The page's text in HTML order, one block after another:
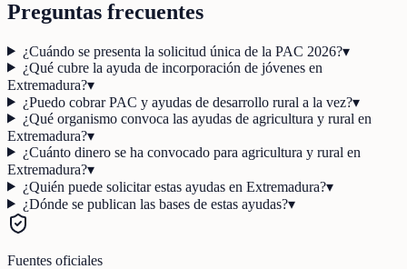
Preguntas frecuentes
¿Cuándo se presenta la solicitud única de la PAC 2026?▾
¿Qué cubre la ayuda de incorporación de jóvenes en
Extremadura?▾
¿Puedo cobrar PAC y ayudas de desarrollo rural a la vez?▾
¿Qué organismo convoca las ayudas de agricultura y rural en
Extremadura?▾
¿Cuánto dinero se ha convocado para agricultura y rural en
Extremadura?▾
¿Quién puede solicitar estas ayudas en Extremadura?▾
¿Dónde se publican las bases de estas ayudas?▾
Fuentes oficiales